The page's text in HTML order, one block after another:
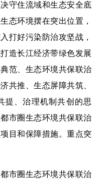
守住流域和生态安全底
态环境摆在突出位置，
打好污染防治攻坚战，
造长江经济带绿色发展
范、生态环境共保联治
共推、生态屏障共筑、
提、治理机制共创的思
市圈生态环境共保联治
目和保障措施。重点突
市圈生态环境共保联治